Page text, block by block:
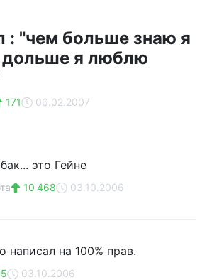
: "чем больше знаю я
я люблю
171 06.02.2007
это Гейне
10 468 03.10.2006
написал на 100% прав.
03.10.2006